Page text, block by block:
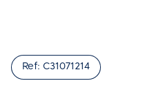
Ref: C31071214